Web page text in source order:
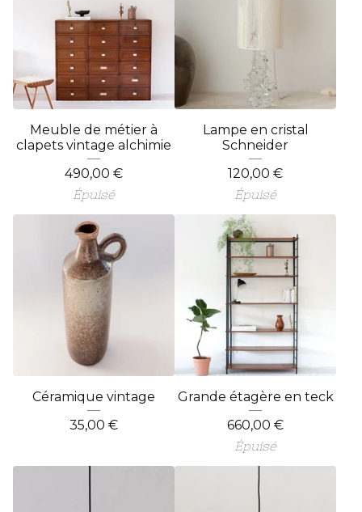
Meuble de métier à
clapets vintage alchimie
490,00 €
Épuisé
Lampe en cristal
Schneider
120,00 €
Épuisé
Céramique vintage
35,00 €
Grande étagère en teck
660,00 €
Épuisé